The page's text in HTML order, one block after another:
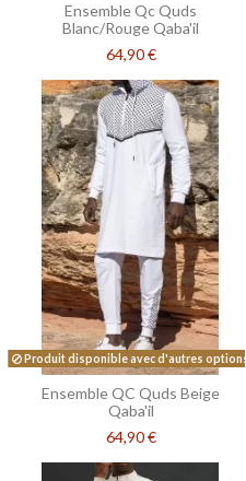
Ensemble Qc Quds
Blanc/Rouge Qaba'il
64,90 €
Produit disponible avec d'autres options
Ensemble QC Quds Beige
Qaba'il
64,90 €